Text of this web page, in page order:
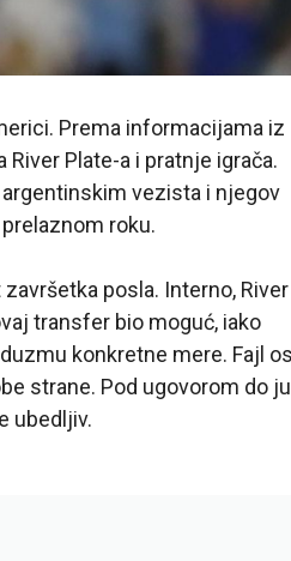
Prema informacijama iz
Plate-a i pratnje igrača.
vezista i njegov
roku.
posla. Interno,
transfer bio moguć, iako
konkretne mere. Fajl
strane. Pod ugovorom do
ubedljiv.